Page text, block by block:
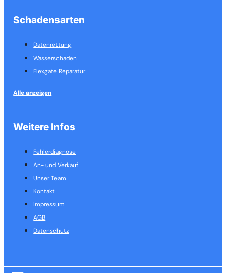
Schadensarten
Datenrettung
Wasserschaden
Flexgate Reparatur
Alle anzeigen
Weitere Infos
Fehlerdiagnose
An- und Verkauf
Unser Team
Kontakt
Impressum
AGB
Datenschutz